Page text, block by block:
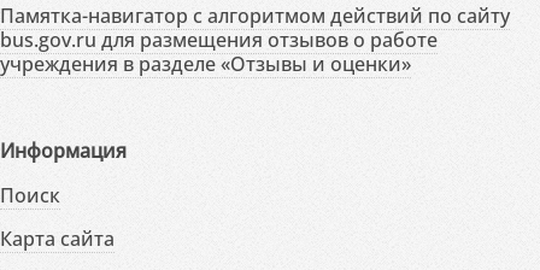
Памятка-навигатор с алгоритмом действий по сайту
bus.gov.ru для размещения отзывов о работе
учреждения в разделе «Отзывы и оценки»
Информация
Поиск
Карта сайта